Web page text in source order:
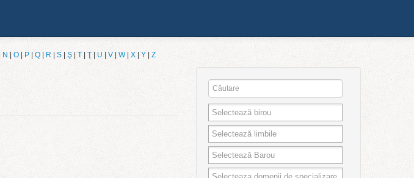
N O| P| Q| R S| Ş| T| Ţ| U V| W| X| Y| Z